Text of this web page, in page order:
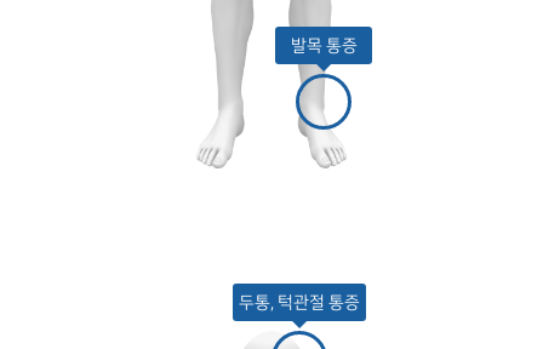
발목 통증
두통, 턱관절 통증